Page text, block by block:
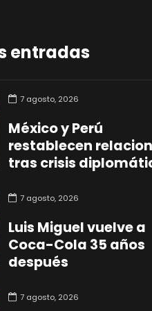
entradas
7 agosto, 2026
México y Perú
restablecen
tras crisis
7 agosto, 2026
Luis Miguel vuelve a
Coca-Cola 35 años
después
7 agosto, 2026